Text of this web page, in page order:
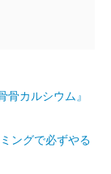
カルシウム』
ングで必ずやる